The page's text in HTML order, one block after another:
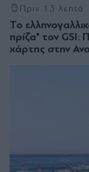
Πριν 13 λεπτά
Το
πρίζα" τον GSI:
χάρτης στην